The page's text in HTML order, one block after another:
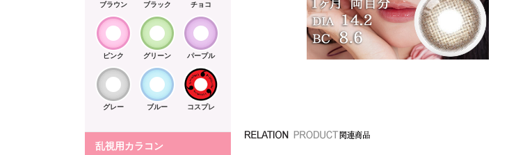
ブラウン ブラック チョコ
ピンク グリーン パープル
グレー ブルー コスプレ
乱視用カラコン